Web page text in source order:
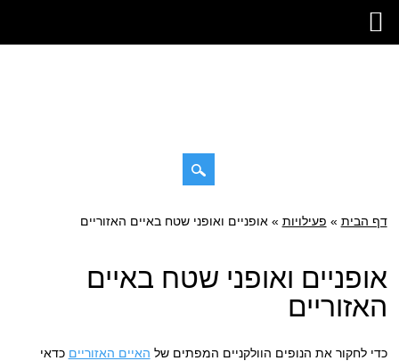
תפריט ראשי
דילוג
דף הבית » פעילויות »אופניים ואופני שטח באיים האזוריים
אופניים ואופני שטח באיים
האזוריים
כדי לחקור את הנופים הוולקניים המפתים של האיים האזוריים כדאי